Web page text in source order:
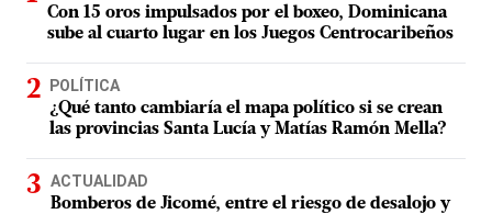
Con 15 oros impulsados por el boxeo, Dominicana
sube al cuarto lugar en los Juegos Centrocaribeños
POLÍTICA
¿Qué tanto cambiaría el mapa político si se crean
las provincias Santa Lucía y Matías Ramón Mella?
ACTUALIDAD
Bomberos de Jicomé, entre el riesgo de desalojo y